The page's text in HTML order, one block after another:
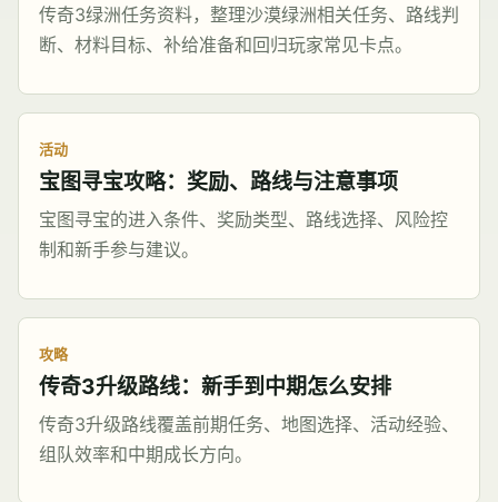
传奇3绿洲任务资料，整理沙漠绿洲相关任务、路线判
断、材料目标、补给准备和回归玩家常见卡点。
活动
宝图寻宝攻略：奖励、路线与注意事项
宝图寻宝的进入条件、奖励类型、路线选择、风险控
制和新手参与建议。
攻略
传奇3升级路线：新手到中期怎么安排
传奇3升级路线覆盖前期任务、地图选择、活动经验、
组队效率和中期成长方向。